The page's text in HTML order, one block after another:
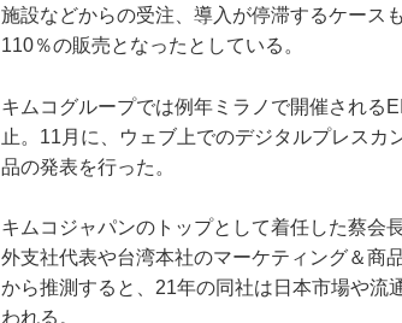
施設などからの受注、導入が停滞するケース
110％の販売となったとしている。
キムコグループでは例年ミラノで開催される
止。11月に、ウェブ上でのデジタルプレス
品の発表を行った。
キムコジャパンのトップとして着任した蔡
外支社代表や台湾本社のマーケティング＆商
から推測すると、21年の同社は日本市場や流
われる。